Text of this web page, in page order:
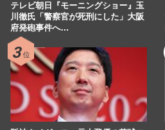
テレビ朝日『モーニングショー』玉
川徹氏「警察官が死刑にした」大阪
府発砲事件へ…